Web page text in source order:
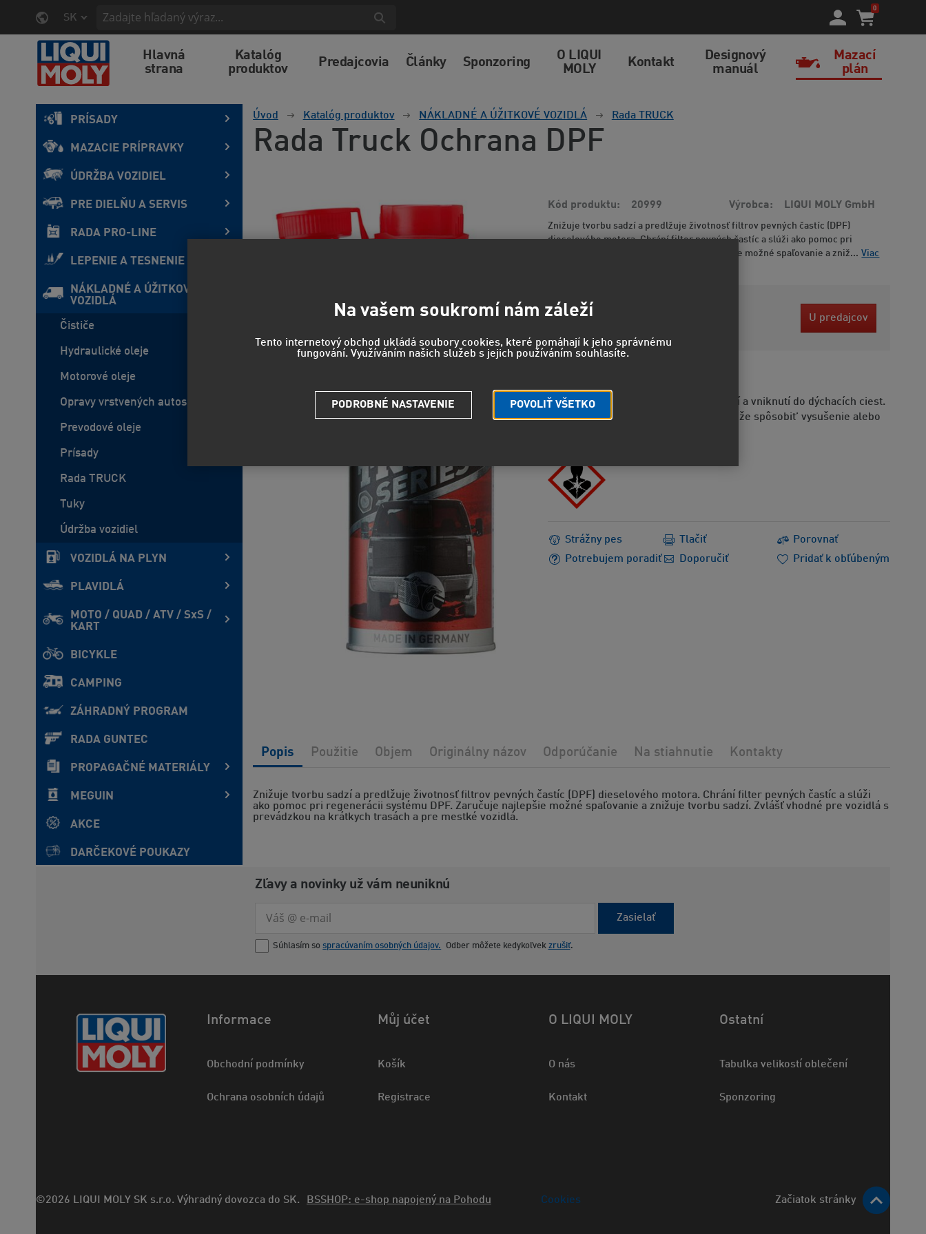
SK
0
Hlavná
strana
Katalóg
produktov
Predajcovia Články Sponzoring
O LIQUI
MOLY
Kontakt
Designový
manuál
Mazací
plán
PRÍSADY
MAZACIE PRÍPRAVKY
ÚDRŽBA VOZIDIEL
PRE DIELŇU A SERVIS
RADA PRO-LINE
LEPENIE A TESNENIE
NÁKLADNÉ A ÚŽITKOVÉ
VOZIDLÁ
Čističe
Hydraulické oleje
Motorové oleje
Opravy vrstvených autoskiel
Prevodové oleje
Prísady
Rada TRUCK
Tuky
Údržba vozidiel
VOZIDLÁ NA PLYN
PLAVIDLÁ
MOTO / QUAD / ATV / SxS /
KART
BICYKLE
CAMPING
ZÁHRADNÝ PROGRAM
RADA GUNTEC
PROPAGAČNÉ MATERIÁLY
MEGUIN
AKCE
DARČEKOVÉ POUKAZY
Úvod Katalóg produktov NÁKLADNÉ A ÚŽITKOVÉ VOZIDLÁ Rada TRUCK
Rada Truck Ochrana DPF
Kód produktu 20999 Výrobca LIQUI MOLY GmbH
Znižuje tvorbu sadzí a predlžuje životnosť filtrov pevných častíc (DPF)
dieselového motora. Chrání filter pevných častíc a slúži ako pomoc pri
regenerácii systému DPF. Zaručuje najlepšie možné spaľovanie a zniž... Viac
20,30 EUR U predajcov
H304 - Môže byť smrteľný po požití a vniknutí do dýchacích ciest.
EUH066 - Opakovaná expozícia môže spôsobit’ vysušenie alebo
Strážny pes
Porovnať
Potrebujem poradiť
Doporučiť
Tlačiť
Pridať k obľúbeným
Znižuje tvorbu sadzí a predlžuje životnosť filtrov pevných častíc (DPF) dieselového motora. Chrání filter pevných častíc a slúži
ako pomoc pri regenerácii systému DPF. Zaručuje najlepšie možné spaľovanie a znižuje tvorbu sadzí. Zvlášť vhodné pre vozidlá s
prevádzkou na krátkych trasách a pre mestké vozidlá.
Popis Použitie Objem Originálny názov Odporúčanie Na stiahnutie Kontakty
Zľavy a novinky už vám neuniknú
Zasielať
Súhlasím so spracúvaním osobných údajov. Odber môžete kedykoľvek zrušiť.
Informace
Obchodní podmínky
Ochrana osobních údajů
Můj účet
Košík
Registrace
O LIQUI MOLY
O nás
Kontakt
Ostatní
Tabulka velikostí oblečení
Sponzoring
©2026 LIQUI MOLY SK s.r.o. Výhradný dovozca do SK. BSSHOP: e-shop napojený na Pohodu Začiatok stránky
Cookies
Na vašem soukromí nám záleží
Tento internetový obchod ukládá soubory cookies, které pomáhají k jeho správnému
fungování. Využíváním našich služeb s jejich používáním souhlasíte.
POVOLIŤ VŠETKO
PODROBNÉ NASTAVENIE